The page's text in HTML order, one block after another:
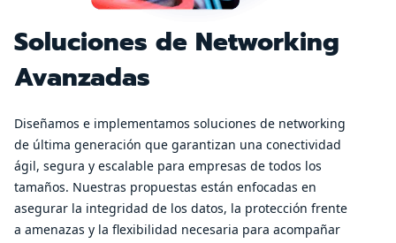
Soluciones de Networking
Avanzadas
Diseñamos e implementamos soluciones de networking
de última generación que garantizan una conectividad
ágil, segura y escalable para empresas de todos los
tamaños. Nuestras propuestas están enfocadas en
asegurar la integridad de los datos, la protección frente
a amenazas y la flexibilidad necesaria para acompañar